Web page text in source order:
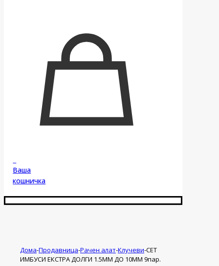
Ваша
кошничка
Дома-Продавница-Рачен алат-Клучеви-СЕТ
ИМБУСИ ЕКСТРА ДОЛГИ 1.5ММ ДО 10ММ 9пар.